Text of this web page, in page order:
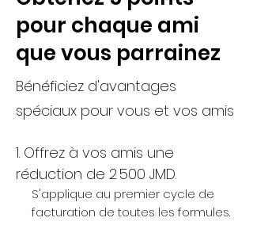
pour chaque ami
que vous parrainez
Bénéficiez d'avantages
spéciaux pour vous et vos amis
Offrez à vos amis une
réduction de 2 500 JMD.
S'applique au premier cycle de
facturation de toutes les formules.